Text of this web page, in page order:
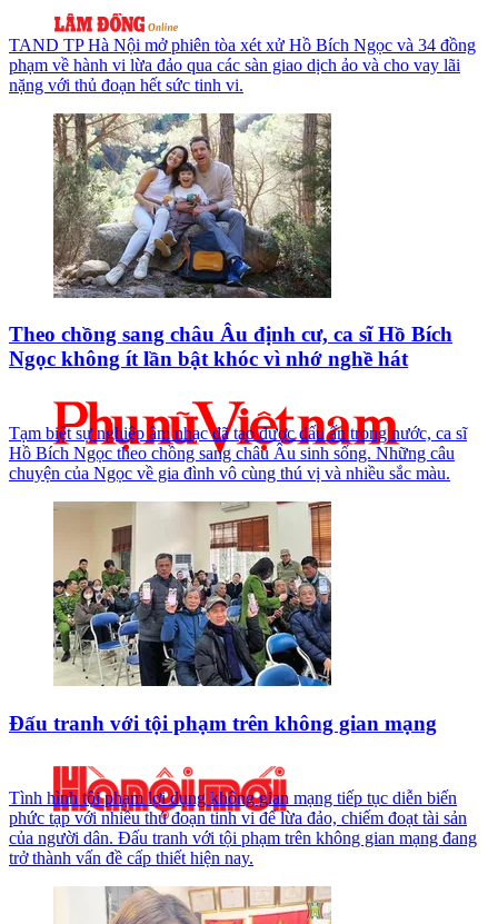
TAND TP Hà Nội mở phiên tòa xét xử Hồ Bích Ngọc và 34 đồng
phạm về hành vi lừa đảo qua các sàn giao dịch ảo và cho vay lãi
nặng với thủ đoạn hết sức tinh vi.
Theo chồng sang châu Âu định cư, ca sĩ Hồ Bích
Ngọc không ít lần bật khóc vì nhớ nghề hát
Tạm biệt sự nghiệp âm nhạc đã tạo được dấu ấn trong nước, ca sĩ
Hồ Bích Ngọc theo chồng sang châu Âu sinh sống. Những câu
chuyện của Ngọc về gia đình vô cùng thú vị và nhiều sắc màu.
Đấu tranh với tội phạm trên không gian mạng
Tình hình tội phạm lợi dụng không gian mạng tiếp tục diễn biến
phức tạp với nhiều thủ đoạn tinh vi để lừa đảo, chiếm đoạt tài sản
của người dân. Đấu tranh với tội phạm trên không gian mạng đang
trở thành vấn đề cấp thiết hiện nay.